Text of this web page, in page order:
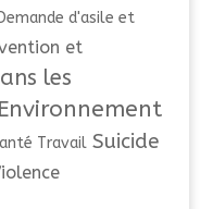
Demande d'asile et
et
les
Travail Suicide